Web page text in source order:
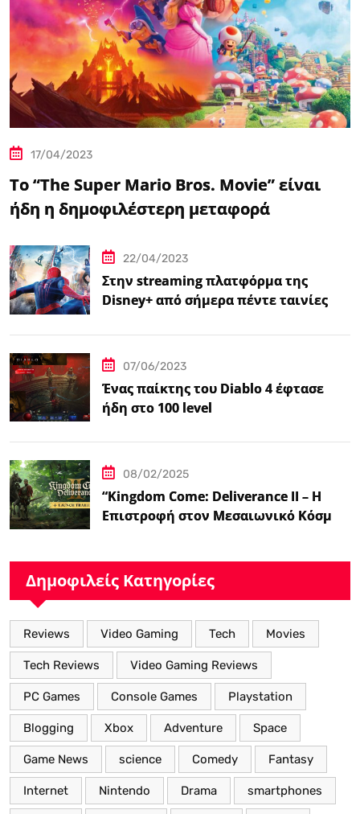
17/04/2023
Το “The Super Mario Bros. Movie” είναι
ήδη η δημοφιλέστερη μεταφορά
22/04/2023
Στην streaming πλατφόρμα της
Disney+ από σήμερα πέντε ταινίες
07/06/2023
Ένας παίκτης του Diablo 4 έφτασε
ήδη στο 100 level
08/02/2025
“Kingdom Come: Deliverance II – Η
Επιστροφή στον Μεσαιωνικό Κόσμο
Δημοφιλείς Κατηγορίες
Reviews Video Gaming Tech Movies
Tech Reviews Video Gaming Reviews
PC Games Console Games Playstation
Blogging Xbox Adventure Space
Game News science Comedy Fantasy
Internet Nintendo Drama smartphones